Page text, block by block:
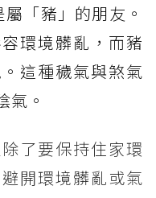
「豬」的朋友。
環境髒亂，而豬
這種穢氣與煞氣
氣。
了要保持住家環
開環境髒亂或氣